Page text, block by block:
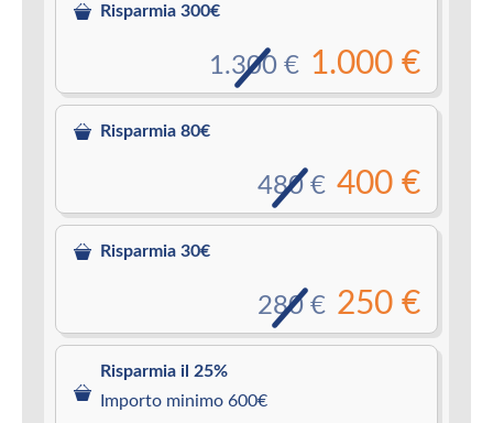
Risparmia 300€
1.000 €
1.300 €
Risparmia 80€
400 €
480 €
Risparmia 30€
250 €
280 €
Risparmia il 25%
Importo minimo 600€